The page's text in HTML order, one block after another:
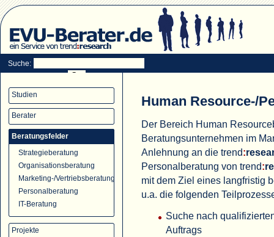
Suche:
Studien
Berater
Beratungsfelder
Strategieberatung
Organisationsberatung
Marketing-/Vertriebsberatung
Personalberatung
IT-Beratung
Projekte
Human Resource-/
Der Bereich Human
Beratungsunternehmen im
Anlehnung an die trend:
Personalberatung von trend:
mit dem Ziel eines langfristig
u.a. die folgenden
Suche nach
Auftrags